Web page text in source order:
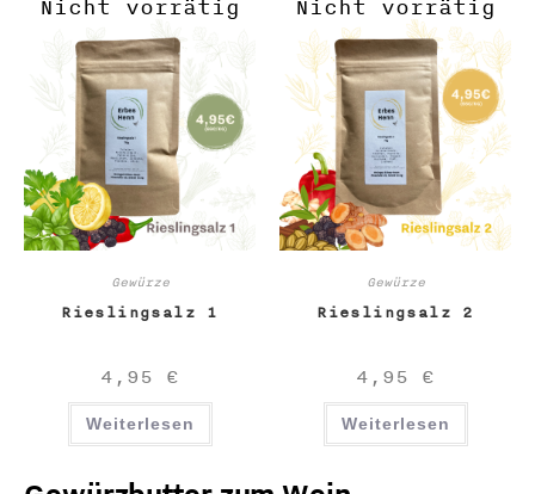
Nicht vorrätig
Gewürze
Rieslingsalz 1
4,95 €
Weiterlesen
Nicht vorrätig
Gewürze
Rieslingsalz 2
4,95 €
Weiterlesen